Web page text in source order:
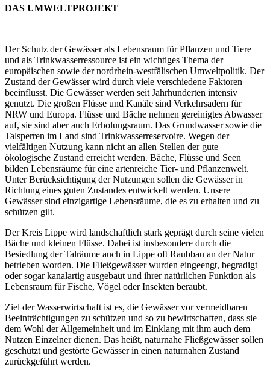
DAS UMWELTPROJEKT
Der Schutz der Gewässer als Lebensraum für Pflanzen und Tiere
und als Trinkwasserressource ist ein wichtiges Thema der
europäischen sowie der nordrhein-westfälischen Umweltpolitik. Der
Zustand der Gewässer wird durch viele verschiedene Faktoren
beeinflusst. Die Gewässer werden seit Jahrhunderten intensiv
genutzt. Die großen Flüsse und Kanäle sind Verkehrsadern für
NRW und Europa. Flüsse und Bäche nehmen gereinigtes Abwasser
auf, sie sind aber auch Erholungsraum. Das Grundwasser sowie die
Talsperren im Land sind Trinkwasserreservoire. Wegen der
vielfältigen Nutzung kann nicht an allen Stellen der gute
ökologische Zustand erreicht werden. Bäche, Flüsse und Seen
bilden Lebensräume für eine artenreiche Tier- und Pflanzenwelt.
Unter Berücksichtigung der Nutzungen sollen die Gewässer in
Richtung eines guten Zustandes entwickelt werden. Unsere
Gewässer sind einzigartige Lebensräume, die es zu erhalten und zu
schützen gilt.
Der Kreis Lippe wird landschaftlich stark geprägt durch seine vielen
Bäche und kleinen Flüsse. Dabei ist insbesondere durch die
Besiedlung der Talräume auch in Lippe oft Raubbau an der Natur
betrieben worden. Die Fließgewässer wurden eingeengt, begradigt
oder sogar kanalartig ausgebaut und ihrer natürlichen Funktion als
Lebensraum für Fische, Vögel oder Insekten beraubt.
Ziel der Wasserwirtschaft ist es, die Gewässer vor vermeidbaren
Beeinträchtigungen zu schützen und so zu bewirtschaften, dass sie
dem Wohl der Allgemeinheit und im Einklang mit ihm auch dem
Nutzen Einzelner dienen. Das heißt, naturnahe Fließgewässer sollen
geschützt und gestörte Gewässer in einen naturnahen Zustand
zurückgeführt werden.